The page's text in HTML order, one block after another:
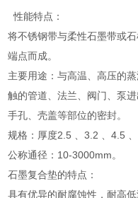
性能特点：
将不锈钢带与柔性石墨带或
端点而成。
主要用途：与高温、高压的
触的管道、法兰、阀门、泵
手孔、壳盖等部位的密封。
规格：厚度2.5 、3.2 、4.5
公称通径：10-3000mm。
石墨复合垫的特点：
具有优异的耐腐蚀性，耐高